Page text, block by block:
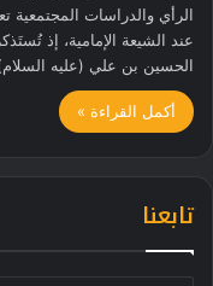
الرأي والدراسات المجتمعية
عند الشيعة الإمامية، إذ
الحسين بن علي (عليه
أكمل القراءة »
تابعنا